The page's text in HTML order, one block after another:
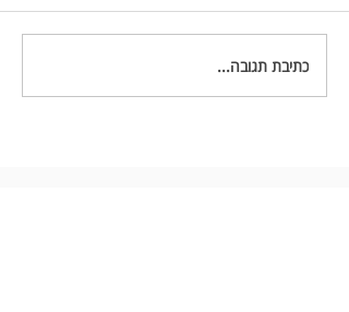
ראיון עם גיל מלצר מייסד
ומנכ"ל עמותת 'אגודת הלב
כתיבת תגובה...